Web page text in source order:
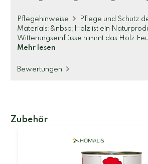
Pflegehinweise
Pflege und Schutz
Materials:&nbsp;Holz ist ein
Witterungseinflüsse nimmt das Holz
Mehr lesen
Bewertungen
Zubehör